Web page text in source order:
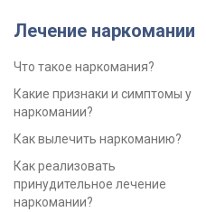
Лечение наркомании
Что такое наркомания?
Какие признаки и симптомы у
наркомании?
Как вылечить наркоманию?
Как реализовать
принудительное лечение
наркомании?